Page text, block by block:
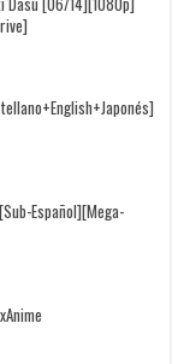
Español][Mega-